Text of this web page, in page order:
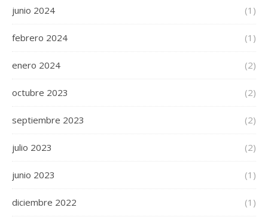
junio 2024 (1)
febrero 2024 (1)
enero 2024 (2)
octubre 2023 (2)
septiembre 2023 (2)
julio 2023 (2)
junio 2023 (1)
diciembre 2022 (1)